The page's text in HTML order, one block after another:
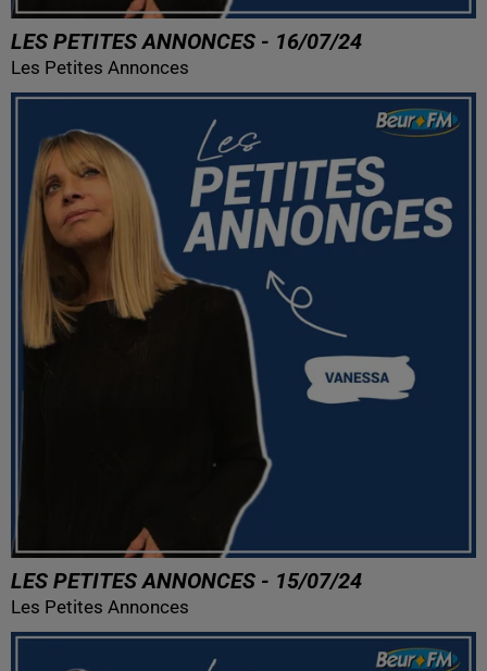
LES PETITES ANNONCES - 16/07/24
Les Petites Annonces
LES PETITES ANNONCES - 15/07/24
Les Petites Annonces